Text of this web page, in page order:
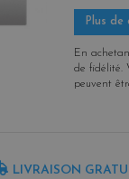
Plus de
En
de fidélité.
peuvent
LIVRAISON